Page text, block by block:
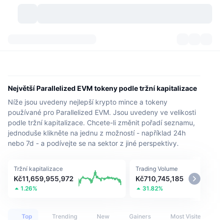
Kategorie
Historické snímky
Výnosy
Přehled trhu
Spotový trh
Bitcoin pokladny
Signály New
Trendující
Rostoucí
Burzy
Centralizované burzy
Deriváty
Komunita
Témata
API
Produkty
Největší Parallelized EVM tokeny podle tržní kapitalizace
Níže jsou uvedeny nejlepší krypto mince a tokeny
používané pro Parallelized EVM. Jsou uvedeny ve velikosti
podle tržní kapitalizace. Chcete-li změnit pořadí seznamu,
jednoduše klikněte na jednu z možností - například 24h
nebo 7d - a podívejte se na sektor z jiné perspektivy.
Tržní kapitalizace
Kč11,659,955,972
1.26%
Trading Volume
Kč710,745,185
31.82%
Top Trending New Gainers Most Visited